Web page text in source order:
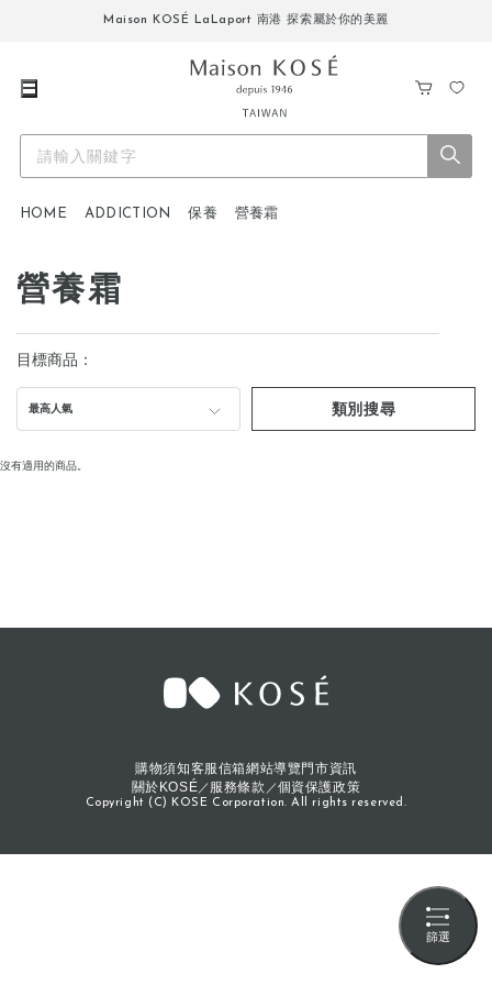
Maison KOSÉ LaLaport 南港 探索屬於你的美麗
HOME ADDICTION 保養 營養霜
篩選
營養霜
目標商品：
最高人氣 類別搜尋
沒有適用的商品。
購物須知客服信箱網站導覽門市資訊
關於KOSÉ
服務條款 個資保護政策
Copyright (C) KOSE Corporation. All rights reserved.